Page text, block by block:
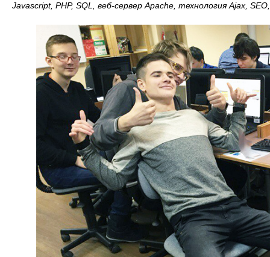
Javascript, PHP, SQL, веб-сервер Apache, технология Ajax,